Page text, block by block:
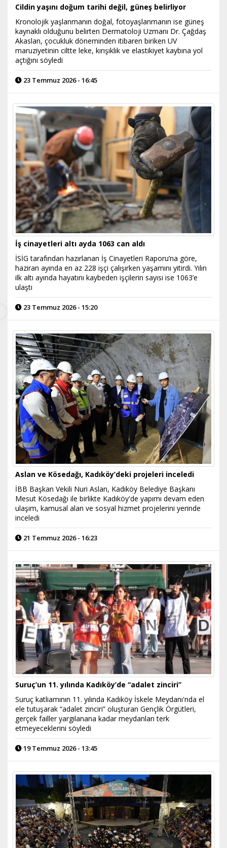
Cildin yaşını doğum tarihi değil, güneş belirliyor
Kronolojik yaşlanmanın doğal, fotoyaşlanmanın ise güneş
kaynaklı olduğunu belirten Dermatoloji Uzmanı Dr. Çağdaş
Akaslan, çocukluk döneminden itibaren biriken UV
maruziyetinin ciltte leke, kırışıklık ve elastikiyet kaybına yol
açtığını söyledi
23 Temmuz 2026 - 16:45
İş cinayetleri altı ayda 1063 can aldı
İSİG tarafından hazırlanan İş Cinayetleri Raporu’na göre,
haziran ayında en az 228 işçi çalışırken yaşamını yitirdi. Yılın
ilk altı ayında hayatını kaybeden işçilerin sayısı ise 1063’e
ulaştı
23 Temmuz 2026 - 15:20
Aslan ve Kösedağı, Kadıköy’deki projeleri inceledi
İBB Başkan Vekili Nuri Aslan, Kadıköy Belediye Başkanı
Mesut Kösedağı ile birlikte Kadıköy'de yapımı devam eden
ulaşım, kamusal alan ve sosyal hizmet projelerini yerinde
inceledi
21 Temmuz 2026 - 16:23
Suruç’un 11. yılında Kadıköy’de “adalet zinciri”
Suruç katliamının 11. yılında Kadıköy İskele Meydanı'nda el
ele tutuşarak “adalet zinciri” oluşturan Gençlik Örgütleri,
gerçek failler yargılanana kadar meydanları terk
etmeyeceklerini söyledi
19 Temmuz 2026 - 13:45